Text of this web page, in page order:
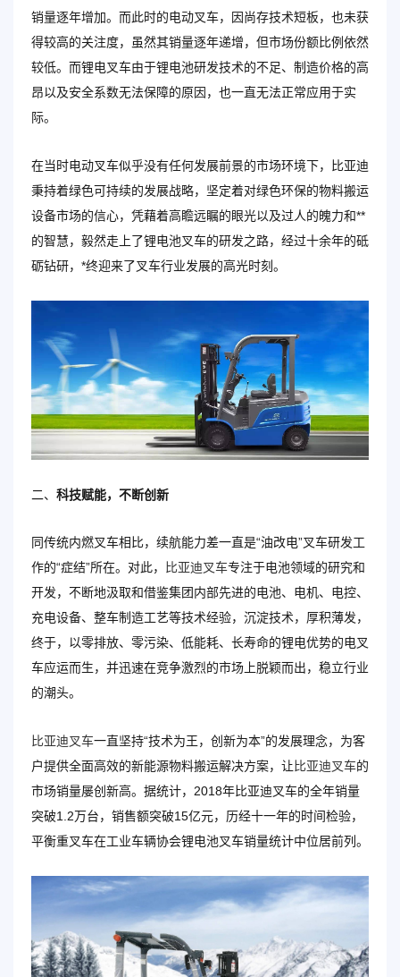
销量逐年增加。而此时的电动叉车，因尚存技术短板，也未获
得较高的关注度，虽然其销量逐年递增，但市场份额比例依然
较低。而锂电叉车由于锂电池研发技术的不足、制造价格的高
昂以及安全系数无法保障的原因，也一直无法正常应用于实
际。
在当时电动叉车似乎没有任何发展前景的市场环境下，比亚迪
秉持着绿色可持续的发展战略，坚定着对绿色环保的物料搬运
设备市场的信心，凭藉着高瞻远瞩的眼光以及过人的魄力和**
的智慧，毅然走上了锂电池叉车的研发之路，经过十余年的砥
砺钻研，*终迎来了叉车行业发展的高光时刻。
二、 科技赋能，不断创新
同传统内燃叉车相比，续航能力差一直是“油改电”叉车研发工
作的“症结”所在。对此，
比亚迪叉车专注于电池领域的研究和
开发，不断地汲取和借鉴集团内部先进的电池、电机、电控、
充电设备、整车制造工艺等技术经验，沉淀技术，厚积薄发，
终于，以零排放、零污染、低能耗、长寿命的锂电优势的电叉
车应运而生，并迅速在竞争激烈的市场上脱颖而出，稳立行业
的潮头。
比亚迪叉车一直坚持“技术为王，创新为本”的发展理念，为客
户提供全面高效的新能源物料搬运解决方案，让比亚迪叉车的
市场销量屡创新高。据统计，2018年比亚迪叉车的全年销量
突破1.2万台，销售额突破15亿元，历经十一年的时间检验，
平衡重叉车在工业车辆协会锂电池叉车销量统计中位居前列。